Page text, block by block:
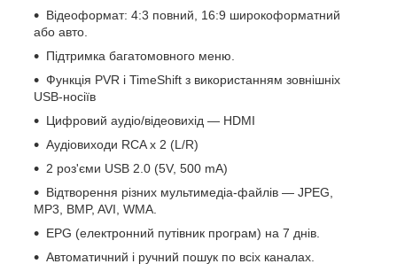
Відеоформат: 4:3 повний, 16:9 широкоформатний
або авто.
Підтримка багатомовного меню.
Функція PVR і TimeShift з використанням зовнішніх
USB-носіїв
Цифровий аудіо/відеовихід — HDMI
Аудіовиходи RCA x 2 (L/R)
2 роз'єми USB 2.0 (5V, 500 mA)
Відтворення різних мультимедіа-файлів — JPEG,
MP3, BMP, AVI, WMA.
EPG (електронний путівник програм) на 7 днів.
Автоматичний і ручний пошук по всіх каналах.